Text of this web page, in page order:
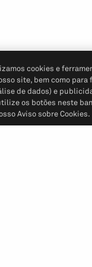
cookies e
site, bem como
de dados) e
os botões neste
Aviso sobre Cookies.